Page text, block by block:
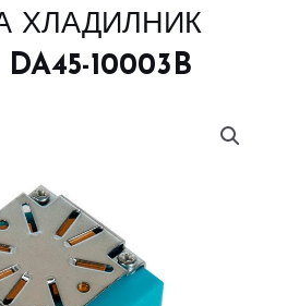
ХЛАДИЛНИК
10003B